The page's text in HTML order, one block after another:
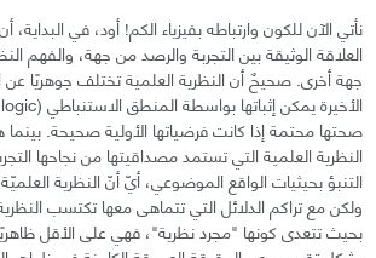
نأتي الآن للكون وارتباطه بفيزياء الكم! أود، في
العلاقة الوثيقة بين التجربة والرصد من جهة، والفهم
جهة أخرى. صحيحٌ أن النظرية العلمية تختلف جوهريًا عن
صحتها محتمة إذا كانت فرضياتها الأولية صحيحة.
النظرية العلمية التي تستمد مصداقيتها من نجاحها
التنبؤ بحيثيات الواقع الموضوعي، أيّ أنّ النظرية
ولكن مع تراكم الدلائل التي تتماهى معها تكتسب
بحيث تتعدى كونها "مجرد نظرية"، فهي على الأقل